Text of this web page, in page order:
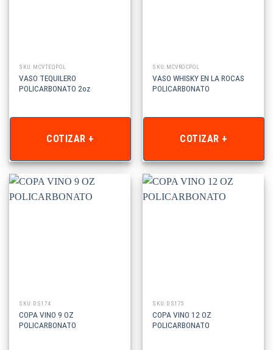
SKU: MCVTEQPOL
VASO TEQUILERO
POLICARBONATO 2oz
COTIZAR +
SKU: MCVROCPOL
VASO WHISKY EN LA ROCAS
POLICARBONATO
COTIZAR +
SKU: DS174
COPA VINO 9 OZ
POLICARBONATO
SKU: DS175
COPA VINO 12 OZ
POLICARBONATO